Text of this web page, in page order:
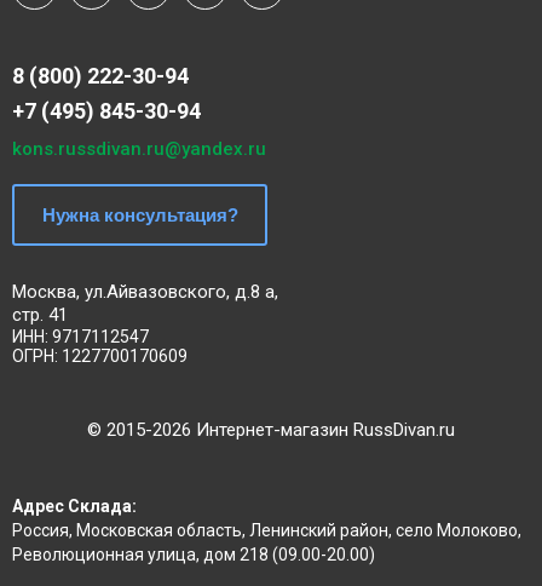
Адрес Склада:
Россия, Московская область, Ленинский район, село Молоково,
Революционная улица, дом 218 (09.00-20.00)
8 (800) 222-30-94
+7 (495) 845-30-94
kons.russdivan.ru@yandex.ru
Нужна консультация?
Москва, ул.Айвазовского, д.8 а,
стр. 41
ИНН: 9717112547
ОГРН: 1227700170609
© 2015-2026 Интернет-магазин RussDivan.ru